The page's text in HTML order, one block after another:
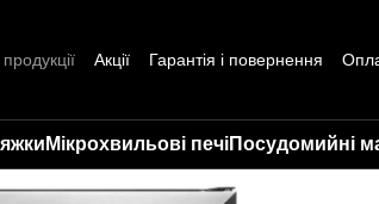
Акції Гарантія і повернення
Мікрохвильові печіПосудомийні